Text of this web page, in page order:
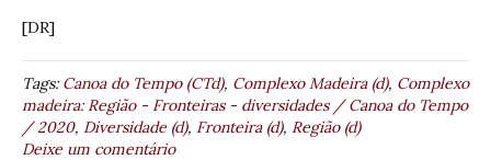
[DR]
Tags:Canoa do Tempo (CTd), Complexo Madeira (d), Complexo
madeira: Região - Fronteiras - diversidades / Canoa do Tempo
/ 2020, Diversidade (d), Fronteira (d), Região (d)
Deixe um comentário